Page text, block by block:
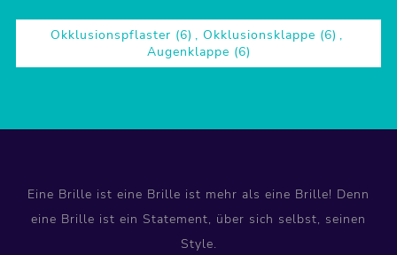
Okklusionspflaster (6) , Okklusionsklappe (6) ,
Augenklappe (6)
Eine Brille ist eine Brille ist mehr als eine Brille! Denn
eine Brille ist ein Statement, über sich selbst, seinen
Style.